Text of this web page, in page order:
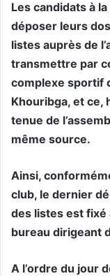
Les candidats à
déposer leurs
listes auprès de
transmettre par
complexe sportif
Khouribga, et ce,
tenue de
même source.
Ainsi,
club, le dernier
des listes est fixé
bureau dirigeant
A l’ordre du jour